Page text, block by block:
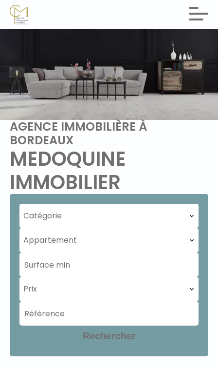
AGENCE IMMOBILIÈRE À
BORDEAUX
MEDOQUINE
IMMOBILIER
Catégorie
Appartement
Prix
Rechercher